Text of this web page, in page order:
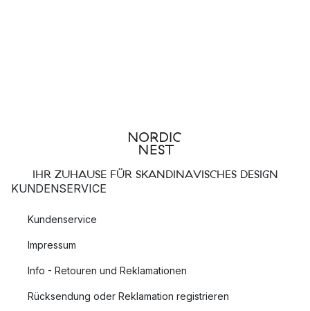
IHR ZUHAUSE FÜR SKANDINAVISCHES DESIGN
KUNDENSERVICE
Kundenservice
Impressum
Info - Retouren und Reklamationen
Rücksendung oder Reklamation registrieren